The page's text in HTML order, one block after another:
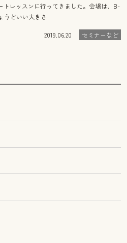
トレッスンに行ってきました。会場は、B-
うどいい大きさ
2019.06.20 セミナーなど